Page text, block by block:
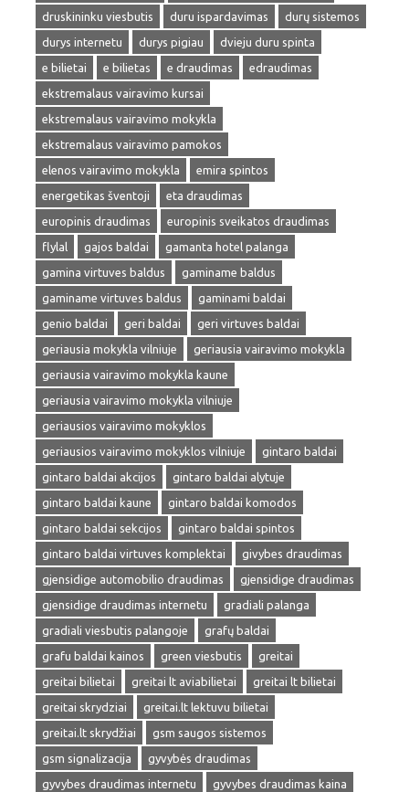
druskininku viesbutis
duru ispardavimas
durų sistemos
durys internetu
durys pigiau
dvieju duru spinta
e bilietai
e bilietas e draudimas
edraudimas
ekstremalaus vairavimo kursai
ekstremalaus vairavimo mokykla
ekstremalaus vairavimo pamokos
elenos vairavimo mokykla
emira spintos
energetikas šventoji
eta draudimas
europinis draudimas
europinis sveikatos draudimas
flylal
gajos baldai
gamanta hotel palanga
gamina virtuves baldus
gaminame baldus
gaminame virtuves baldus
gaminami baldai
genio baldai
geri baldai
geri virtuves baldai
geriausia mokykla vilniuje
geriausia vairavimo mokykla
geriausia vairavimo mokykla kaune
geriausia vairavimo mokykla vilniuje
geriausios vairavimo mokyklos
geriausios vairavimo mokyklos vilniuje
gintaro baldai
gintaro baldai akcijos
gintaro baldai alytuje
gintaro baldai kaune
gintaro baldai komodos
gintaro baldai sekcijos
gintaro baldai spintos
gintaro baldai virtuves komplektai
givybes draudimas
gjensidige automobilio draudimas
gjensidige draudimas
gjensidige draudimas internetu
gradiali palanga
gradiali viesbutis palangoje
grafų baldai
grafu baldai kainos
green viesbutis
greitai
greitai bilietai
greitai lt aviabilietai
greitai lt bilietai
greitai skrydziai
greitai.lt lektuvu bilietai
greitai.lt skrydžiai
gsm saugos sistemos
gsm signalizacija
gyvybės draudimas
gyvybes draudimas internetu
gyvybes draudimas kaina